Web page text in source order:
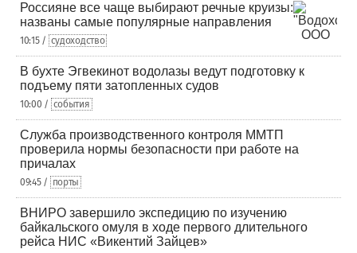
Россияне все чаще выбирают речные круизы:
названы самые популярные направления
10:15 / судоходство
В бухте Эгвекинот водолазы ведут подготовку к
подъему пяти затопленных судов
10:00 / события
Служба производственного контроля ММТП
проверила нормы безопасности при работе на
причалах
09:45 / порты
ВНИРО завершило экспедицию по изучению
байкальского омуля в ходе первого длительного
рейса НИС «Викентий Зайцев»